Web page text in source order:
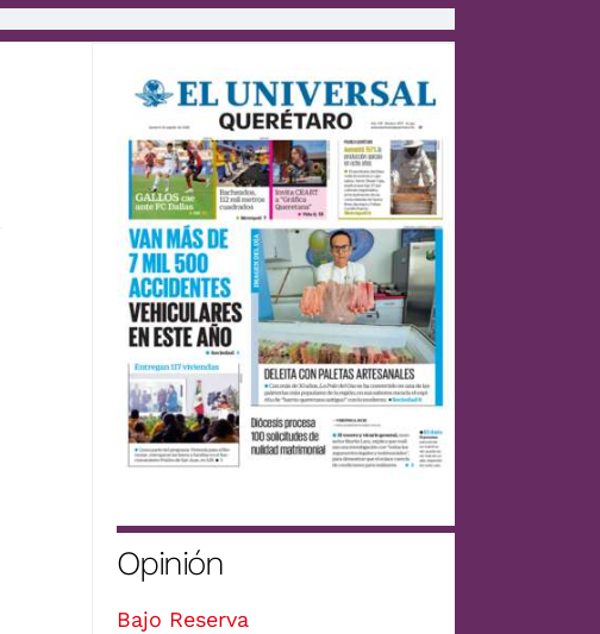
Opinión
Bajo Reserva